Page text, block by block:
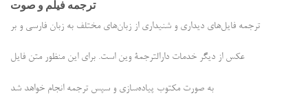
ترجمه فیلم و صوت
ترجمه فایل‌های دیداری و شنیداری از زبان‌های مختلف به زبان فارسی و بر
عکس از دیگر خدمات دارالترجمۀ وین است. برای این منظور متن فایل
به صورت مکتوب پیاده‌سازی و سپس ترجمه انجام خواهد شد